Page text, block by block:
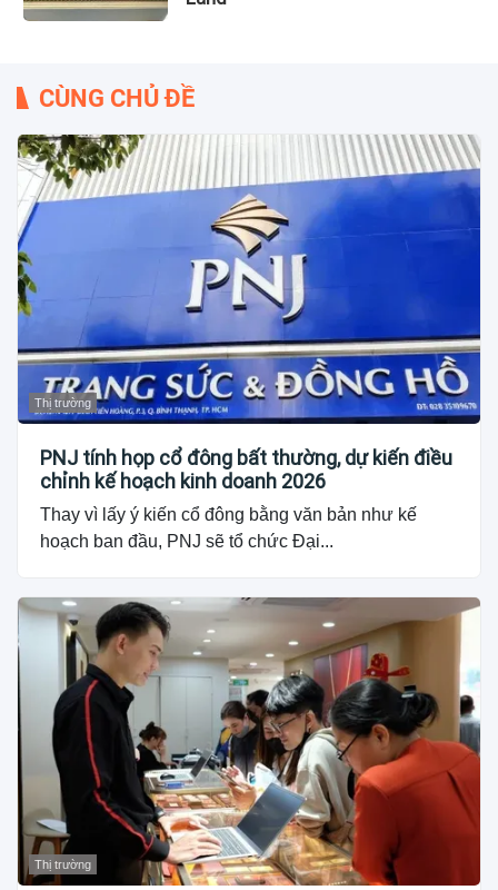
CÙNG CHỦ ĐỀ
Thị trường
PNJ tính họp cổ đông bất thường, dự kiến điều
chỉnh kế hoạch kinh doanh 2026
Thay vì lấy ý kiến cổ đông bằng văn bản như kế
hoạch ban đầu, PNJ sẽ tổ chức Đại...
Thị trường